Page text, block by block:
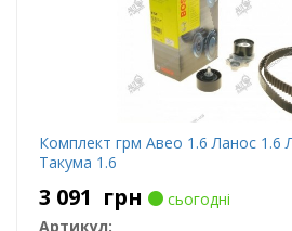
Комплект грм Авео 1.6 Ланос 1.6
Такума 1.6
3 091 грн
сьогодні
Артикул: